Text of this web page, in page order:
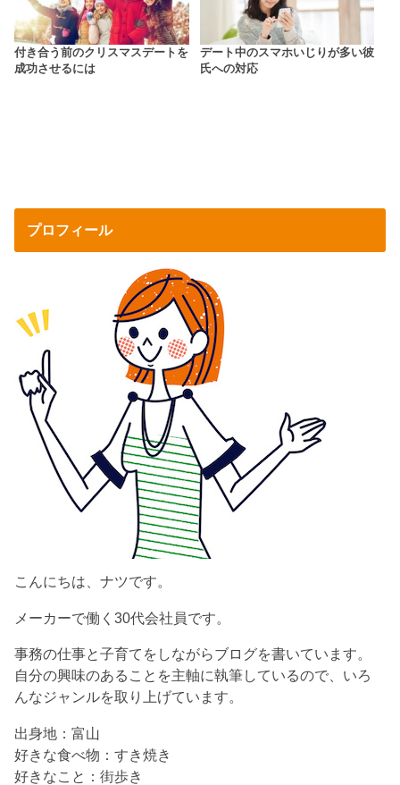
付き合う前のクリスマスデートを
成功させるには
デート中のスマホいじりが多い彼
氏への対応
プロフィール
こんにちは、ナツです。
メーカーで働く30代会社員です。
事務の仕事と子育てをしながらブログを書いています。
自分の興味のあることを主軸に執筆しているので、いろ
んなジャンルを取り上げています。
出身地：富山
好きな食べ物：すき焼き
好きなこと：街歩き